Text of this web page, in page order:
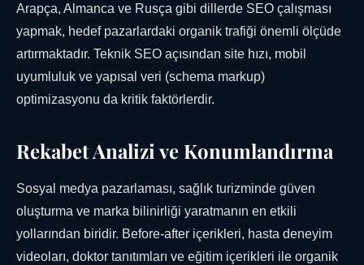
Arapça, Almanca ve Rusça gibi dillerde SEO çalışması
yapmak, hedef pazarlardaki organik trafiği önemli ölçüde
artırmaktadır. Teknik SEO açısından site hızı, mobil
uyumluluk ve yapısal veri (schema markup)
optimizasyonu da kritik faktörlerdir.
Rekabet Analizi ve Konumlandırma
Sosyal medya pazarlaması, sağlık turizminde güven
oluşturma ve marka bilinirliği yaratmanın en etkili
yollarından biridir. Before-after içerikleri, hasta deneyim
videoları, doktor tanıtımları ve eğitim içerikleri ile organik